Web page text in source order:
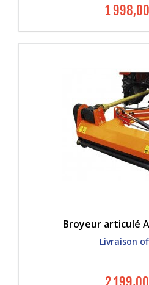
1 998,00
Broyeur articulé
Livraison